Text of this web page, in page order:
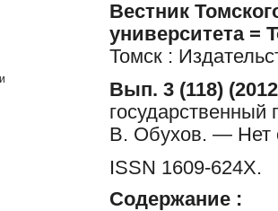
Вестник
университета =
Томск :
Вып. 3 (118)
государственный
В. Обухов. — Нет
ISSN 1609-624Х.
Содержание :